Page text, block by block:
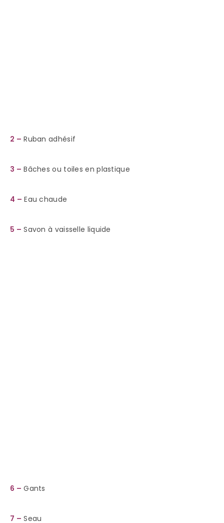
2 – Ruban adhésif
3 – Bâches ou toiles en plastique
4 – Eau chaude
5 – Savon à vaisselle liquide
6 – Gants
7 – Seau